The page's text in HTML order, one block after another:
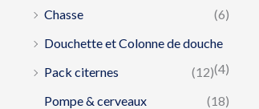
Chasse
(6)
Douchette et Colonne de douche
(4)
Pack citernes
(12)
Pompe & cerveaux
(18)